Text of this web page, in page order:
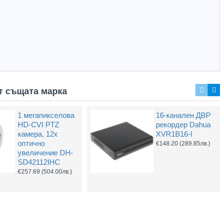
Купи
Dahua PFA140
кутия
€116.28(227.42лв.)
Dahua PFA150
стойка монтаж
на стълб
€30.78(60.20лв.)
същата марка
1 мегапикселова
HD-CVI PTZ
камера, 12х
оптично
увеличение DH-
SD42112IHC
€257.69 (504.00лв.)
16-канален ДВР
рекордер Dahua
XVR1B16-I
€148.20 (289.85лв.)